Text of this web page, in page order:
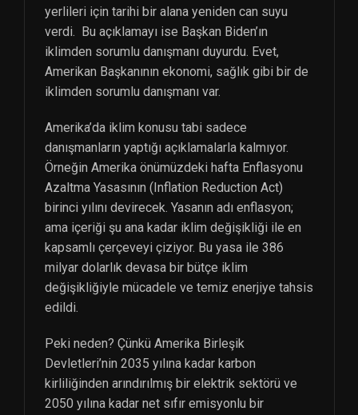
yerlileri için tarihi bir alana yeniden can suyu
verdi. Bu açıklamayı ise Başkan Biden’ın
iklimden sorumlu danışmanı duyurdu. Evet,
Amerikan Başkanının ekonomi, sağlık gibi bir de
iklimden sorumlu danışmanı var.
Amerika’da iklim konusu tabi sadece
danışmanların yaptığı açıklamalarla kalmıyor.
Örneğin Amerika önümüzdeki hafta Enflasyonu
Azaltma Yasasının (Inflation Reduction Act)
birinci yılını devirecek. Yasanın adı enflasyon;
ama içeriği şu ana kadar iklim değişikliği ile en
kapsamlı çerçeveyi çiziyor. Bu yasa ile 386
milyar dolarlık devasa bir bütçe iklim
değişikliğiyle mücadele ve temiz enerjiye tahsis
edildi.
Peki neden? Çünkü Amerika Birleşik
Devletleri’nin 2035 yılına kadar karbon
kirliliğinden arındırılmış bir elektrik sektörü ve
2050 yılına kadar net sıfır emisyonlu bir